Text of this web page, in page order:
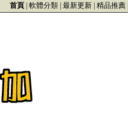
首頁| 軟體分類| 最新更新| 精品推薦